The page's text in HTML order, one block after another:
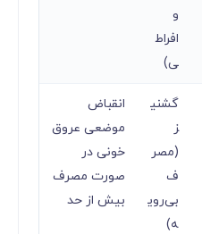
و
افراط
ی)
گشنی
ز
(مصر
ف
بی‌روی
ه)
انقباض
موضعی عروق
خونی در
صورت مصرف
بیش از حد